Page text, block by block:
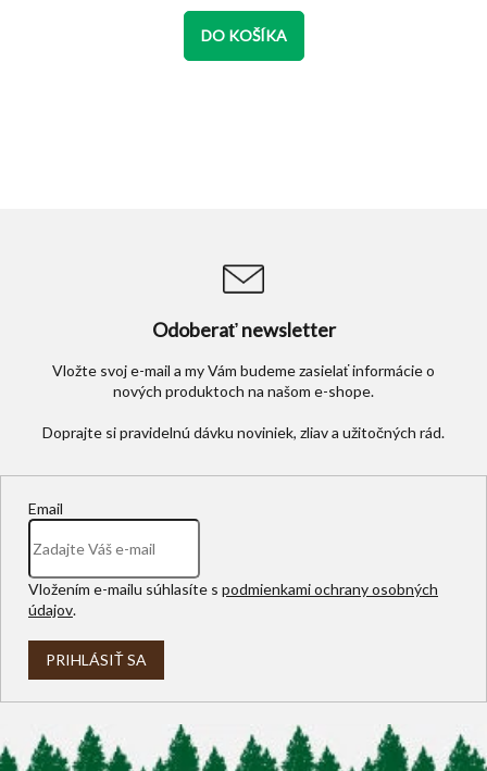
z
5
hviezdičiek.
DO KOŠÍKA
Odoberať newsletter
Vložte svoj e-mail a my Vám budeme zasielať informácie o
nových produktoch na našom e-shope.
Email
Vložením e-mailu súhlasíte s podmienkami ochrany osobných
údajov.
PRIHLÁSIŤ SA
Z